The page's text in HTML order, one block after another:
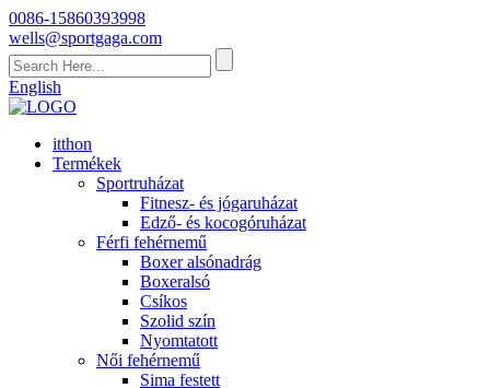
0086-15860393998
wells@sportgaga.com
English
itthon
Termékek
Sportruházat
Fitnesz- és jógaruházat
Edző- és kocogóruházat
Férfi fehérnemű
Boxer alsónadrág
Boxeralsó
Csíkos
Szolid szín
Nyomtatott
Női fehérnemű
Sima festett